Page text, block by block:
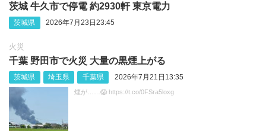
茨城 牛久市で停電 約2930軒 東京電力
茨城県 2026年7月23日23:45
火災
千葉 野田市で火災 大量の黒煙上がる
茨城県 埼玉県 千葉県 2026年7月21日13:35
煙が……😱 https://t.co/0FSra5loxg